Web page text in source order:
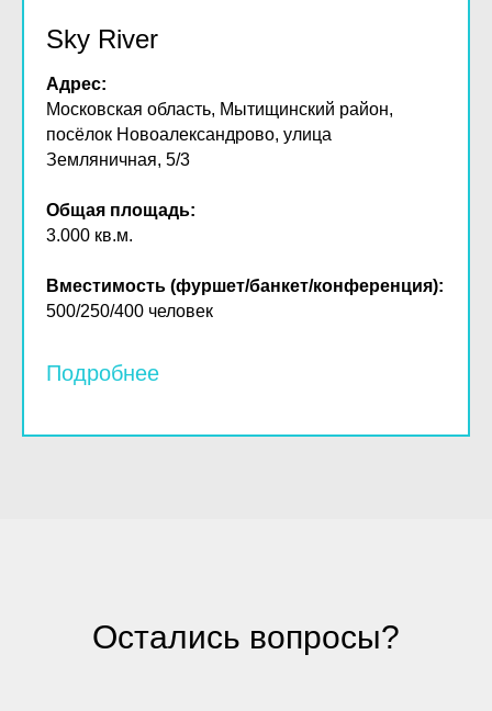
Sky River
Адрес:
Московская область, Мытищинский район,
посёлок Новоалександрово, улица
Земляничная, 5/3
Общая площадь:
3.000 кв.м.
Вместимость (фуршет/банкет/конференция):
500/250/400 человек
Подробнее
Остались вопросы?